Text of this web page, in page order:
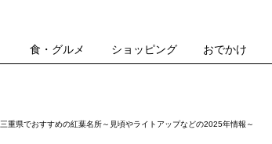
食・グルメ ショッピング おでかけ
三重県でおすすめの紅葉名所～見頃やライトアップなどの2025年情報～